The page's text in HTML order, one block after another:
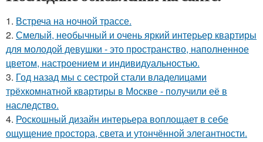
1. Встреча на ночной трассе.
2. Смелый, необычный и очень яркий интерьер квартиры
для молодой девушки - это пространство, наполненное
цветом, настроением и индивидуальностью.
3. Год назад мы с сестрой стали владелицами
трёхкомнатной квартиры в Москве - получили её в
наследство.
4. Роскошный дизайн интерьера воплощает в себе
ощущение простора, света и утончённой элегантности.